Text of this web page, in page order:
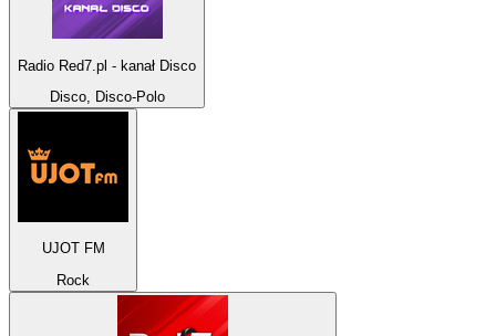
Radio Red7.pl - kanał Disco
Disco, Disco-Polo
UJOT FM
Rock